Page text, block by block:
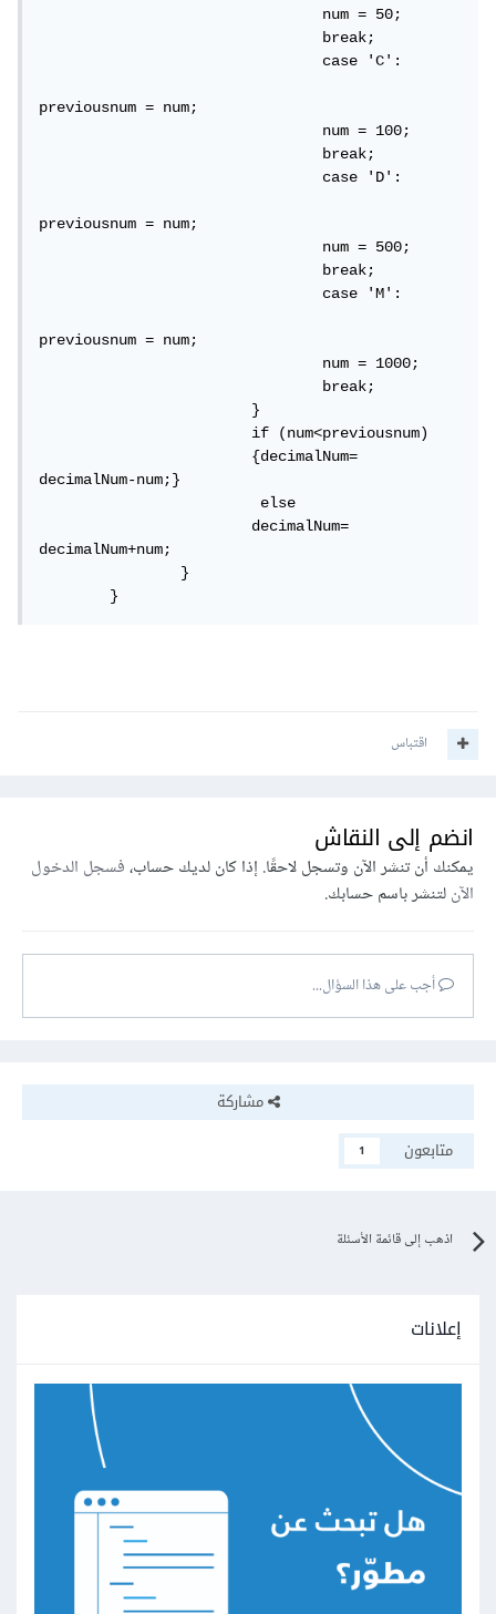
                                num = 50;
                                break;
                                case 'C':
previousnum = num;
                                num = 100;
                                break;
                                case 'D':
previousnum = num;
                                num = 500;
                                break;
                                case 'M':
previousnum = num;
                                num = 1000;
                                break;
                        }
                        if (num<previousnum)
                        {decimalNum=
decimalNum-num;}
                         else
                        decimalNum=
decimalNum+num;
                }
        }
اقتباس
انضم إلى النقاش
يمكنك أن تنشر الآن وتسجل لاحقًا. إذا كان لديك حساب،فسجل الدخول
الآنلتنشر باسم حسابك.
أجب على هذا السؤال...
مشاركة
متابعون
1
اذهب إلى قائمة الأسئلة
إعلانات